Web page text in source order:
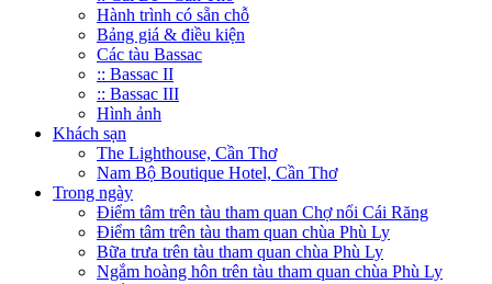
Hành trình có sẵn chỗ
Bảng giá & điều kiện
Các tàu Bassac
:: Bassac II
:: Bassac III
Hình ảnh
Khách sạn
The Lighthouse, Cần Thơ
Nam Bộ Boutique Hotel, Cần Thơ
Trong ngày
Điểm tâm trên tàu tham quan Chợ nổi Cái Răng
Điểm tâm trên tàu tham quan chùa Phù Ly
Bữa trưa trên tàu tham quan chùa Phù Ly
Ngắm hoàng hôn trên tàu tham quan chùa Phù Ly